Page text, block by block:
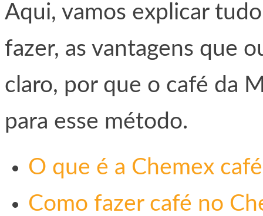
Aqui, vamos explicar
fazer, as vantagens que
claro, por que o café da
para esse método.
O que é a Chemex
Como fazer café no